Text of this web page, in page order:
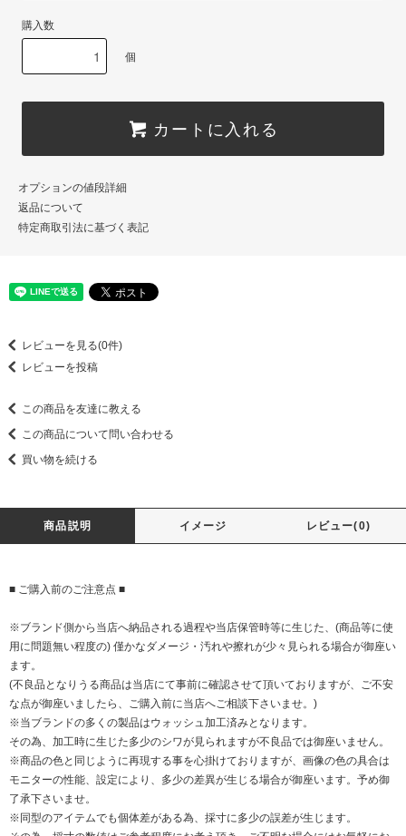
購入数
個
カートに入れる
オプションの値段詳細
返品について
特定商取引法に基づく表記
レビューを見る(0件)
レビューを投稿
この商品を友達に教える
この商品について問い合わせる
買い物を続ける
商品説明 イメージ レビュー(0)
■ ご購入前のご注意点 ■
※ブランド側から当店へ納品される過程や当店保管時等に生じた、(商品等に使
用に問題無い程度の) 僅かなダメージ・汚れや擦れが少々見られる場合が御座い
ます。
(不良品となりうる商品は当店にて事前に確認させて頂いておりますが、ご不安
な点が御座いましたら、ご購入前に当店へご相談下さいませ。)
※当ブランドの多くの製品はウォッシュ加工済みとなります。
その為、加工時に生じた多少のシワが見られますが不良品では御座いません。
※商品の色と同じように再現する事を心掛けておりますが、画像の色の具合は
モニターの性能、設定により、多少の差異が生じる場合が御座います。予め御
了承下さいませ。
※同型のアイテムでも個体差がある為、採寸に多少の誤差が生じます。